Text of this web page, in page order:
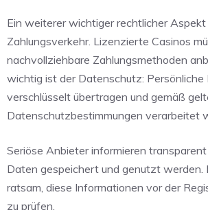
Ein weiterer wichtiger rechtlicher
Zahlungsverkehr. Lizenzierte Casinos
nachvollziehbare Zahlungsmethoden
wichtig ist der Datenschutz: Persönliche
verschlüsselt übertragen und gemäß
Datenschutzbestimmungen verarbeitet
Seriöse Anbieter informieren
Daten gespeichert und genutzt werden.
ratsam, diese Informationen vor der
zu prüfen.